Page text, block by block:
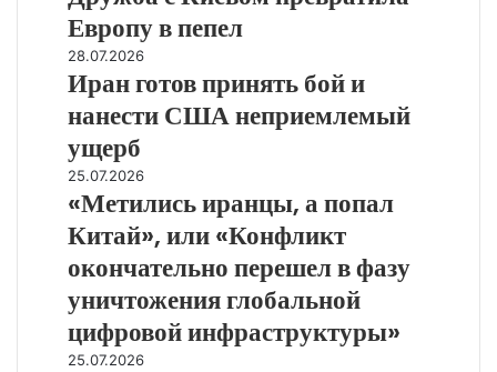
как
он
хочет
Киевом
превратила
Европу
Европу в пепел
Иран
готов
принять
бой
и
нанести
США
неприемлемый
ущерб
28.07.2026
Иран готов принять бой и
нанести США неприемлемый
ущерб
«Метились
иранцы,
попал
Китай»,
«Конфликт
окончательно
перешел
25.07.2026
«Метились иранцы, а попал
Китай», или «Конфликт
окончательно перешел в фазу
уничтожения глобальной
цифровой инфраструктуры»
Как
25.07.2026